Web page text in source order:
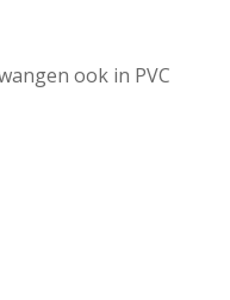
ook in PVC